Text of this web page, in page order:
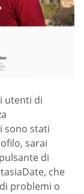
utenti di
sono stati
sarai
di
che
problemi o